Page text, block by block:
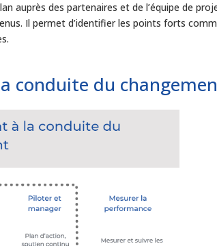
auprès des partenaires et de l’équipe de
Il permet d’identifier les points forts
conduite du